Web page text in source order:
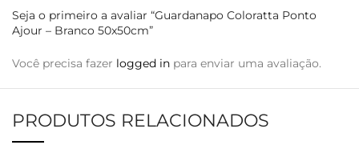
Seja o primeiro a avaliar “Guardanapo Coloratta Ponto
Ajour – Branco 50x50cm”
Você precisa fazer logged in para enviar uma avaliação.
PRODUTOS RELACIONADOS